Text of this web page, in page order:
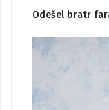
Odešel bratr